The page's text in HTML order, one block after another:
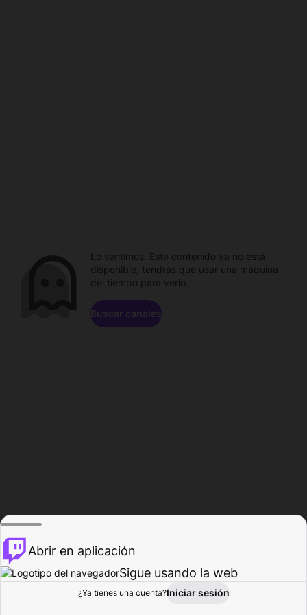
Explorar Actividad
Lo sentimos. Este contenido ya no está
disponible, tendrás que usar una máquina
del tiempo para verlo.
Buscar canales
Abrir en aplicación
Sigue usando la web
¿Ya tienes una cuenta?Iniciar sesión